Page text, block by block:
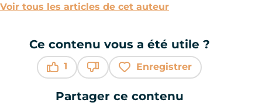
Voir tous les articles de cet auteur
Ce contenu vous a été utile ?
1
Enregistrer
Partager ce contenu